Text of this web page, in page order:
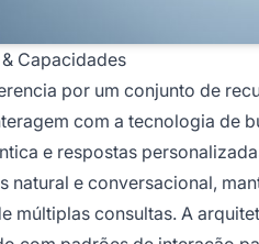
Capacidades
por um conjunto de
com a tecnologia de
e respostas
natural e conversacional,
múltiplas consultas. A